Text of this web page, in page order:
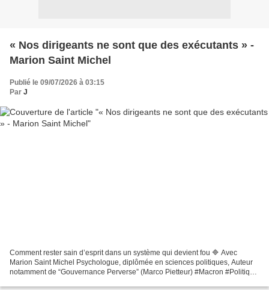
« Nos dirigeants ne sont que des exécutants » -
Marion Saint Michel
Publié le 09/07/2026 à 03:15
Par J
Comment rester sain d’esprit dans un système qui devient fou 🔷 Avec
Marion Saint Michel Psychologue, diplômée en sciences politiques, Auteur
notamment de “Gouvernance Perverse” (Marco Pietteur) #Macron #Politique